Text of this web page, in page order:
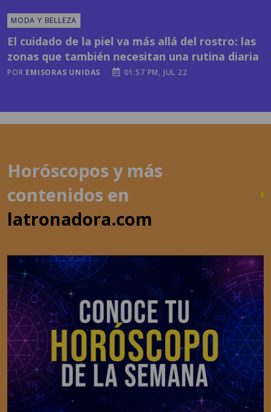
MODA Y BELLEZA
El cuidado de la piel va más allá del rostro: las
zonas que también necesitan una rutina diaria
POR EMISORAS UNIDAS 01:57 PM, JUL 22
Horóscopos y más
contenidos en
latronadora.com